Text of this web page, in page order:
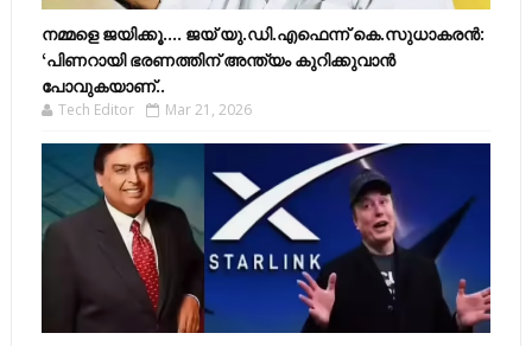
നമ്മളെ ജയിക്കൂ.... ജയ് യു.ഡി.എഫെന്ന് കെ.സുധാകരൻ:
‘പിണറായി ഭരണത്തിന് അന്ത്യം കുറിക്കുവാൻ
പോവുകയാണ്..
Tech Editor Mar 21, 2026